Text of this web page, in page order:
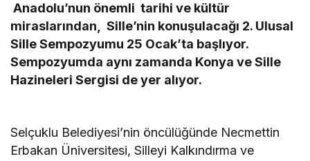
Anadolu’nun önemli tarihi ve kültür
miraslarından, Sille’nin konuşulacağı 2. Ulusal
Sille Sempozyumu 25 Ocak’ta başlıyor.
Sempozyumda aynı zamanda Konya ve Sille
Hazineleri Sergisi de yer alıyor.
Selçuklu Belediyesi’nin öncülüğünde Necmettin
Erbakan Üniversitesi, Silleyi Kalkındırma ve